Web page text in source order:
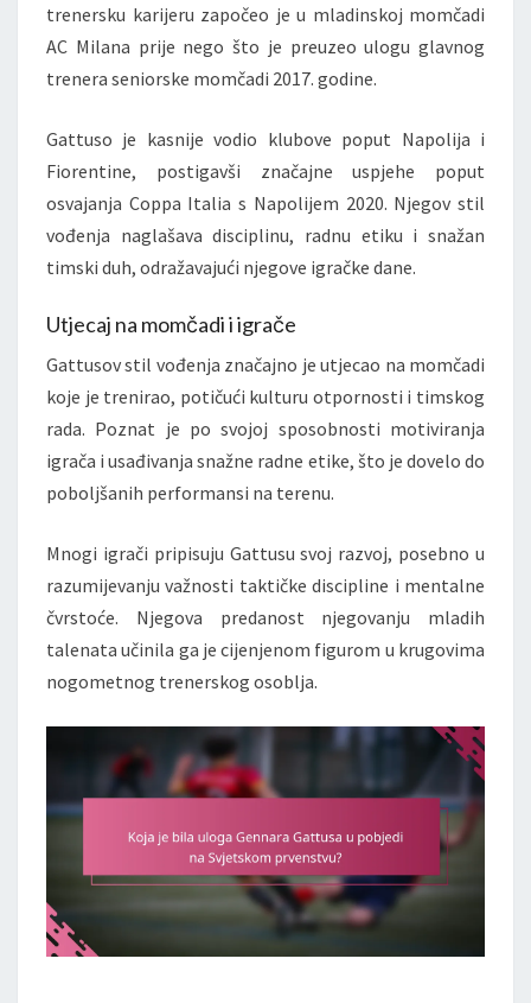
trenersku karijeru započeo je u mladinskoj momčadi
AC Milana prije nego što je preuzeo ulogu glavnog
trenera seniorske momčadi 2017. godine.
Gattuso je kasnije vodio klubove poput Napolija i
Fiorentine, postigavši značajne uspjehe poput
osvajanja Coppa Italia s Napolijem 2020. Njegov stil
vođenja naglašava disciplinu, radnu etiku i snažan
timski duh, odražavajući njegove igračke dane.
Utjecaj na momčadi i igrače
Gattusov stil vođenja značajno je utjecao na momčadi
koje je trenirao, potičući kulturu otpornosti i timskog
rada. Poznat je po svojoj sposobnosti motiviranja
igrača i usađivanja snažne radne etike, što je dovelo do
poboljšanih performansi na terenu.
Mnogi igrači pripisuju Gattusu svoj razvoj, posebno u
razumijevanju važnosti taktičke discipline i mentalne
čvrstoće. Njegova predanost njegovanju mladih
talenata učinila ga je cijenjenom figurom u krugovima
nogometnog trenerskog osoblja.